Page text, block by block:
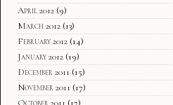
April 2012 (9)
March 2012 (13)
February 2012 (14)
January 2012 (19)
December 2011 (15)
November 2011 (17)
October 2011 (17)